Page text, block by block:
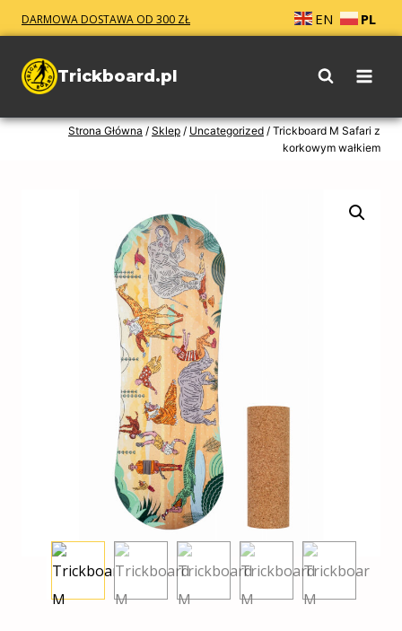
Przejdź
do
treści
DARMOWA DOSTAWA OD 300 ZŁ EN PL
Trickboard.pl
Strona Główna / Sklep / Uncategorized / Trickboard M Safari z
korkowym wałkiem